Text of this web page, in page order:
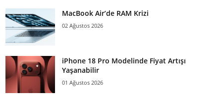
MacBook Air’de RAM Krizi
02 Ağustos 2026
iPhone 18 Pro Modelinde Fiyat Artışı
Yaşanabilir
01 Ağustos 2026